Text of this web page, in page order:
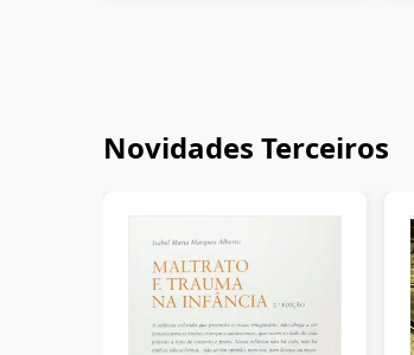
Novidades Terceiros